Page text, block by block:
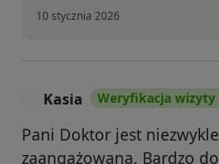
10 stycznia 2026
Kasia Weryfikacja wizyty
Pani Doktor jest
zaangażowana. Bardzo